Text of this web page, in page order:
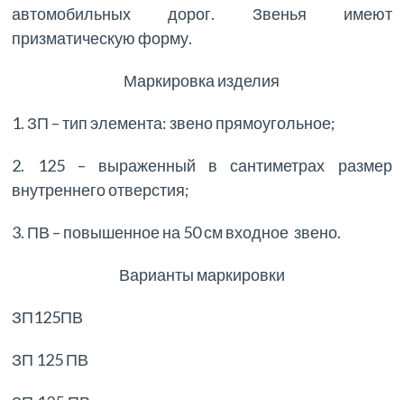
автомобильных дорог. Звенья имеют
призматическую форму.
Маркировка изделия
1. ЗП – тип элемента: звено прямоугольное;
2. 125 – выраженный в сантиметрах размер
внутреннего отверстия;
3. ПВ – повышенное на 50 см входное звено.
Варианты маркировки
ЗП125ПВ
ЗП 125 ПВ